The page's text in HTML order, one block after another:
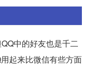
中的好友也是千二
起来比微信有些方面